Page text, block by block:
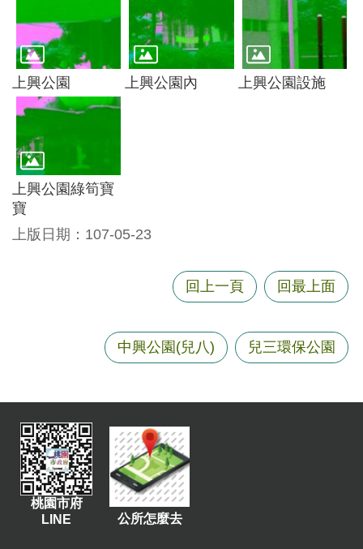
息
公
告
生
活
便
民
資
訊
資
料
回
首
頁
上興公園 上興公園內 上興公園設施
上興公園綠筍寶
寶
上版日期：107-05-23
回上一頁 回最上面
中興公園(兒八) 兒三環保公園
桃園市府
LINE
公所怎麼去